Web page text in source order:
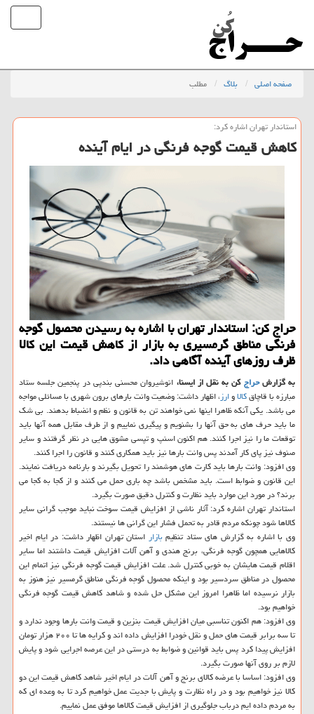
صفحه اصلی بلاگ مطلب
استاندار تهران اشاره كرد:
كاهش قیمت گوجه فرنگی در ایام آینده
حراج كن: استاندار تهران با اشاره به رسیدن محصول گوجه
فرنگی مناطق گرمسیری به بازار از كاهش قیمت این كالا
ظرف روزهای آینده آگاهی داد.
به گزارشحراجكن به نقل از ایسنا، انوشیروان محسنی بندپی در پنجمین جلسه ستاد
مبارزه با قاچاقكالاوارز، اظهار داشت: وضعیت وانت بارهای برون شهری با مسائلی مواجه
می باشد. یكی آنكه ظاهرا اینها نمی خواهند تن به قانون و نظم و انضباط بدهند. بی شك
ما باید حرف های به حق آنها را بشنویم و پیگیری نماییم و از طرف مقابل همه آنها باید
توقعات ما را نیز اجرا كنند. هم اكنون اسنپ و تپسی مشوق هایی در نظر گرفتند و سایر
صنوف نیز پای كار آمدند پس وانت بارها نیز باید همكاری كنند و قانون را اجرا كنند.
وی افزود: وانت بارها باید كارت های هوشمند را تحویل بگیرند و بارنامه دریافت نمایند.
این قانون و ضوابط است. باید مشخص باشد چه باری حمل می كنند و از كجا به كجا می
برند؟ در مورد این موارد باید نظارت و كنترل دقیق صورت بگیرد.
استاندار تهران اشاره كرد: آثار ناشی از افزایش قیمت سوخت نباید موجب گرانی سایر
كالاها شود چونكه مردم قادر به تحمل فشار این گرانی ها نیستند.
وی با اشاره به گزارش های ستاد تنظیمبازار استان تهران اظهار داشت: در ایام اخیر
كالاهایی همچون گوجه فرنگی، برنج هندی و آهن آلات افزایش قیمت داشتند اما سایر
اقلام قیمت هایشان به خوبی كنترل شد. علت افزایش قیمت گوجه فرنگی نیز اتمام این
محصول در مناطق سردسیر بود و اینكه محصول گوجه فرنگی مناطق گرمسیر نیز هنوز به
بازار نرسیده اما ظاهرا امروز این مشكل حل شده و شاهد كاهش قیمت گوجه فرنگی
خواهیم بود.
وی افزود: هم اكنون تناسبی میان افزایش قیمت بنزین و قیمت وانت بارها وجود ندارد و
تا سه برابر قیمت های حمل و نقل خودرا افزایش داده اند و كرایه ها تا ۲۰۰ هزار تومان
افزایش پیدا كرد پس باید قوانین و ضوابط به درستی در این عرصه اجرایی شود و پایش
لازم بر روی آنها صورت بگیرد.
وی افزود: اساسا با عرضه كالای برنج و آهن آلات در ایام اخیر شاهد كاهش قیمت این دو
كالا نیز خواهیم بود و در راه نظارت و پایش با جدیت عمل خواهیم كرد تا به وعده ای كه
به مردم داده ایم درباب جلوگیری از افزایش قیمت كالاها موفق عمل نماییم.